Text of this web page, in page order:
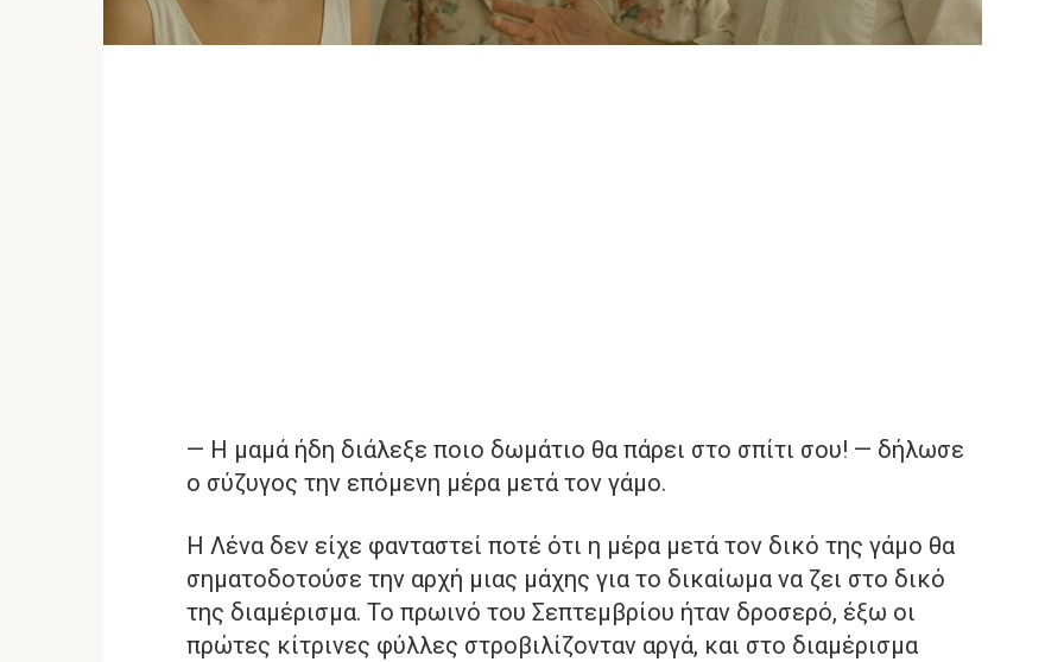
— Η μαμά ήδη διάλεξε ποιο δωμάτιο θα πάρει στο σπίτι σου! — δήλωσε
ο σύζυγος την επόμενη μέρα μετά τον γάμο.
Η Λένα δεν είχε φανταστεί ποτέ ότι η μέρα μετά τον δικό της γάμο θα
σηματοδοτούσε την αρχή μιας μάχης για το δικαίωμα να ζει στο δικό
της διαμέρισμα. Το πρωινό του Σεπτεμβρίου ήταν δροσερό, έξω οι
πρώτες κίτρινες φύλλες στροβιλίζονταν αργά, και στο διαμέρισμα